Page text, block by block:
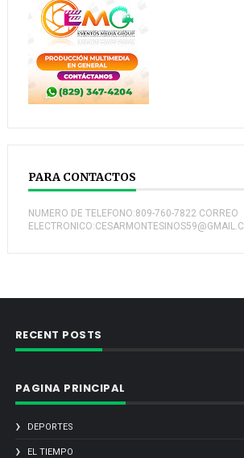
PARA CONTACTOS
NUMERO DE TELEFONO:809-760-7822 CORREO
RECENT POSTS
PAGINA PRINCIPAL
DEPORTES
EL TIEMPO